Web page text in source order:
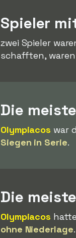
Spieler
zwei Spieler
schafften, waren
Die
Olympiacos war
Siegen in Serie.
Die
Olympiacos
ohne Niederlage.